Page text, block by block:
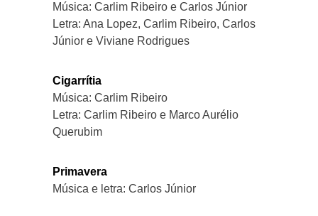
Música: Carlim Ribeiro e Carlos Júnior
Letra: Ana Lopez, Carlim Ribeiro, Carlos
Júnior e Viviane Rodrigues
Cigarrítia
Música: Carlim Ribeiro
Letra: Carlim Ribeiro e Marco Aurélio
Querubim
Primavera
Música e letra: Carlos Júnior